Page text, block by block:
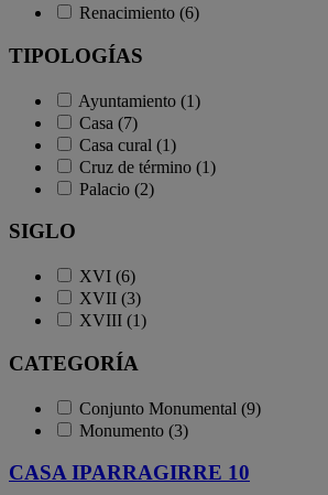
Renacimiento (6)
TIPOLOGÍAS
Ayuntamiento (1)
Casa (7)
Casa cural (1)
Cruz de término (1)
Palacio (2)
SIGLO
XVI (6)
XVII (3)
XVIII (1)
CATEGORÍA
Conjunto Monumental (9)
Monumento (3)
CASA IPARRAGIRRE 10